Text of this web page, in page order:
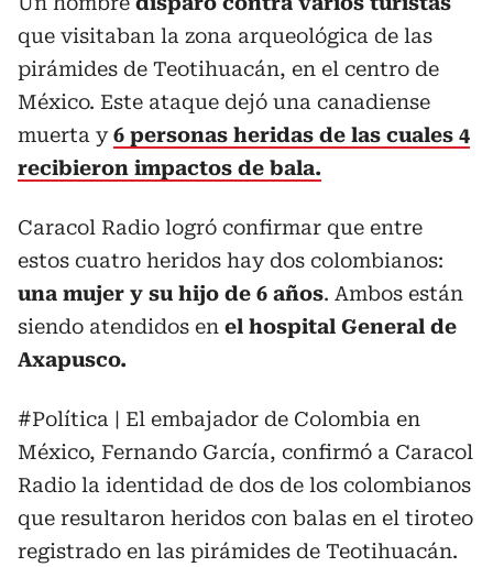
que visitaban la zona arqueológica de las
pirámides de Teotihuacán, en el centro de
México. Este ataque dejó una canadiense
muerta y 6 personas heridas de las cuales 4
recibieron impactos de bala.
Caracol Radio logró confirmar que entre
estos cuatro heridos hay dos colombianos:
una mujer y su hijo de 6 años. Ambos están
siendo atendidos en el hospital General de
Axapusco.
#Política | El embajador de Colombia en
México, Fernando García, confirmó a Caracol
Radio la identidad de dos de los colombianos
que resultaron heridos con balas en el tiroteo
registrado en las pirámides de Teotihuacán.